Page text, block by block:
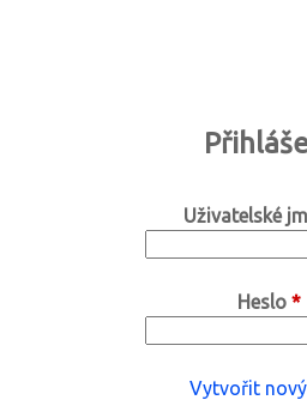
Uživatelské
Heslo *
Vytvořit